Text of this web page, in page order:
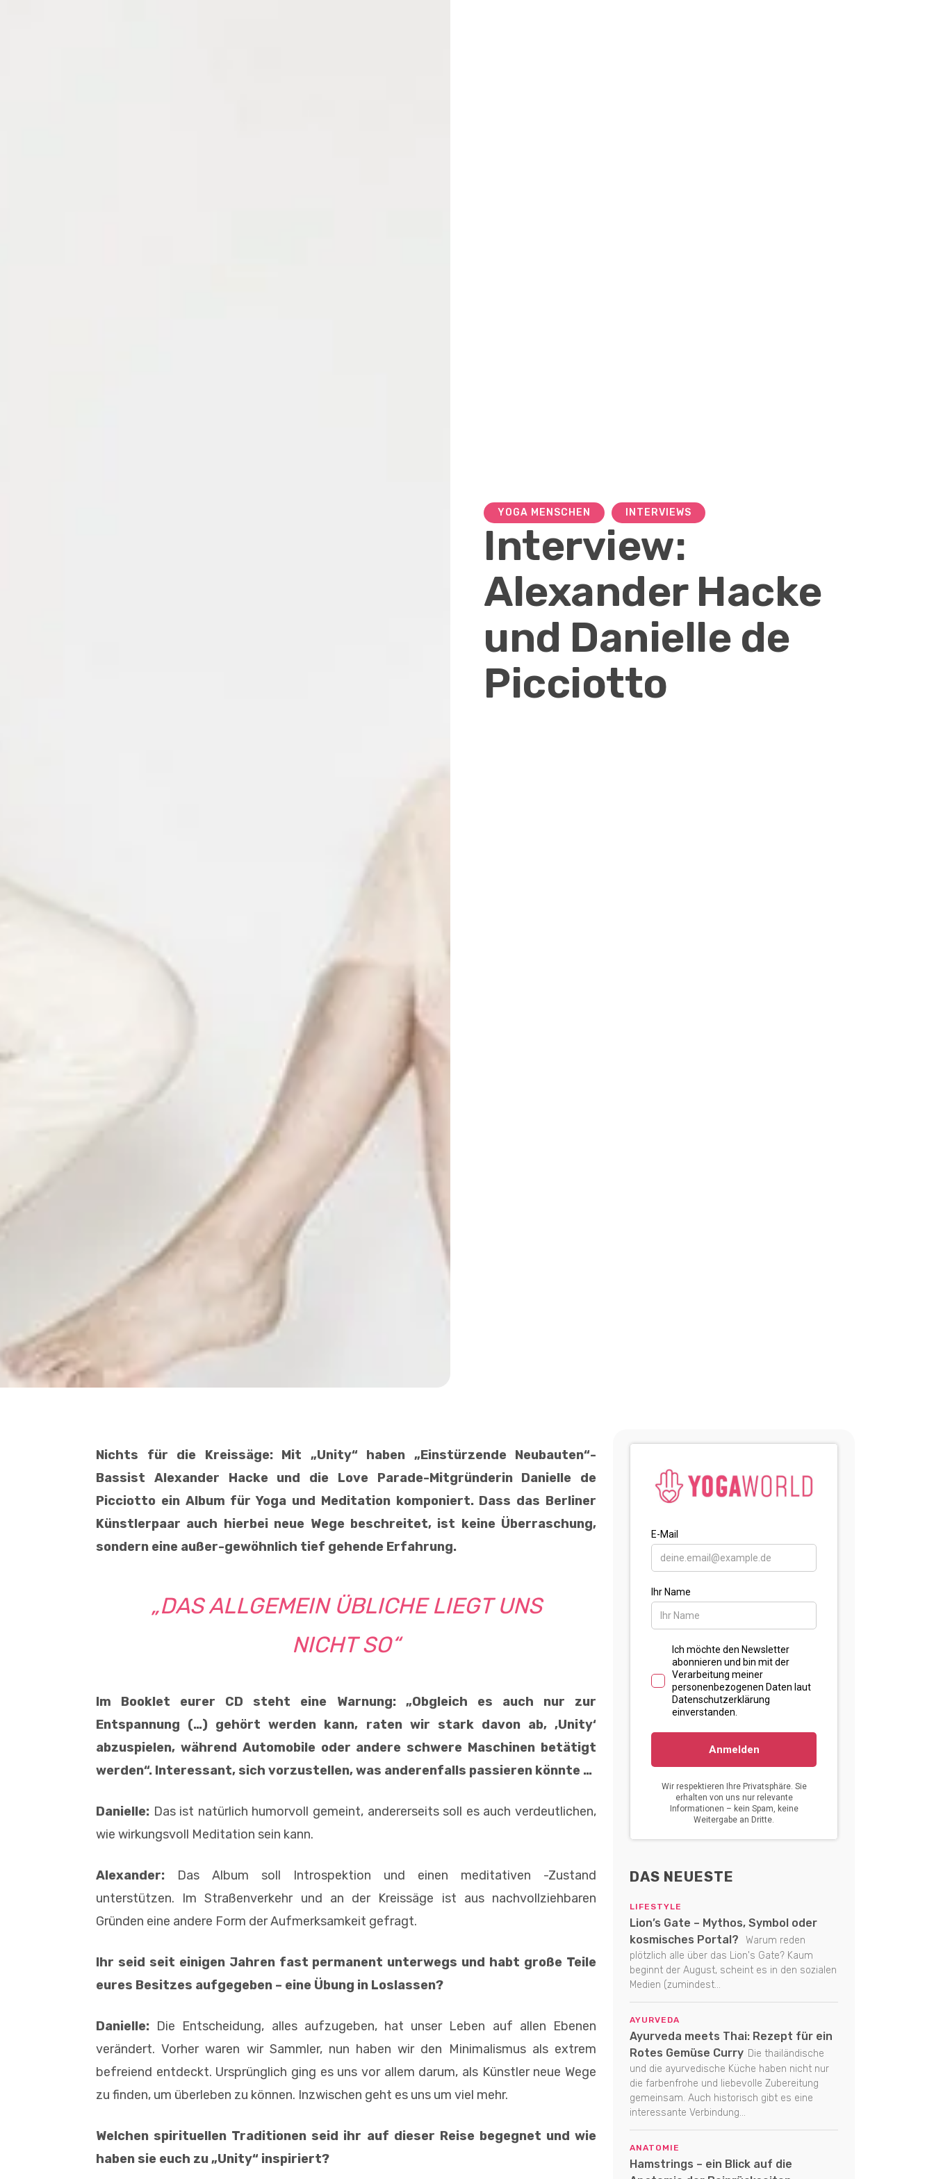
YOGA MENSCHEN INTERVIEWS
Interview:
Alexander Hacke
und Danielle de
Picciotto
Nichts für die Kreissäge: Mit „Unity“ haben „Einstürzende Neubauten“-
Bassist Alexander Hacke und die Love Parade-Mitgründerin Danielle de
Picciotto ein Album für Yoga und Meditation komponiert. Dass das Berliner
Künstlerpaar auch hierbei neue Wege beschreitet, ist keine Überraschung,
sondern eine außer-gewöhnlich tief gehende Erfahrung.
„DAS ALLGEMEIN ÜBLICHE LIEGT UNS
NICHT SO“
Im Booklet eurer CD steht eine Warnung: „Obgleich es auch nur zur
Entspannung (…) gehört werden kann, raten wir stark davon ab, ‚Unity‘
abzuspielen, während Automobile oder andere schwere Maschinen betätigt
werden“. Interessant, sich vorzustellen, was anderenfalls passieren könnte …
Danielle: Das ist natürlich humorvoll gemeint, andererseits soll es auch verdeutlichen,
wie wirkungsvoll Meditation sein kann.
Alexander: Das Album soll Introspektion und einen meditativen -Zustand
unterstützen. Im Straßenverkehr und an der Kreissäge ist aus nachvollziehbaren
Gründen eine andere Form der Aufmerksamkeit gefragt.
Ihr seid seit einigen Jahren fast permanent unterwegs und habt große Teile
eures Besitzes aufgegeben – eine Übung in Loslassen?
Danielle: Die Entscheidung, alles aufzugeben, hat unser Leben auf allen Ebenen
verändert. Vorher waren wir Sammler, nun haben wir den Minimalismus als extrem
befreiend entdeckt. Ursprünglich ging es uns vor allem darum, als Künstler neue Wege
zu finden, um überleben zu können. Inzwischen geht es uns um viel mehr.
Welchen spirituellen Traditionen seid ihr auf dieser Reise begegnet und wie
haben sie euch zu „Unity“ inspiriert?
DAS NEUESTE
LIFESTYLE
Lion’s Gate – Mythos, Symbol oder
kosmisches Portal?
Warum reden
plötzlich alle über das Lion's Gate? Kaum
beginnt der August, scheint es in den sozialen
Medien (zumindest...
AYURVEDA
Ayurveda meets Thai: Rezept für ein
Rotes Gemüse Curry Die thailändische
und die ayurvedische Küche haben nicht nur
die farbenfrohe und liebevolle Zubereitung
gemeinsam. Auch historisch gibt es eine
interessante Verbindung...
ANATOMIE
Hamstrings – ein Blick auf die